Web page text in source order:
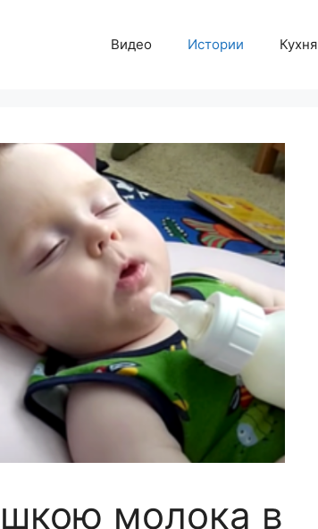
Видео Истории Кухня
молока в